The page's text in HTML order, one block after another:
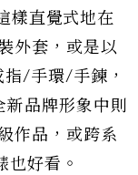
直覺式地在
外套，或是以
/手環/手鍊，
品牌形象中則
作品，或跨系
好看。